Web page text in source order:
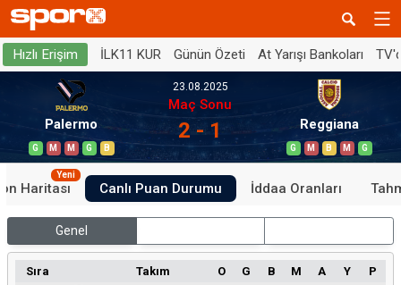
Hızlı Erişim İLK11 KUR Günün Özeti At Yarışı Bankoları
Palermo
G M M G B
23.08.2025
Maç Sonu
2 - 1 Reggiana
G M B M G
Haritası
Yeni
Canlı Puan Durumu İddaa Oranları
Genel
Sıra Takım O G B M A Y
P